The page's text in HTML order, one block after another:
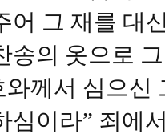
어 그 재를 대
송의 옷으로
와께서 심으신
심이라” 죄에